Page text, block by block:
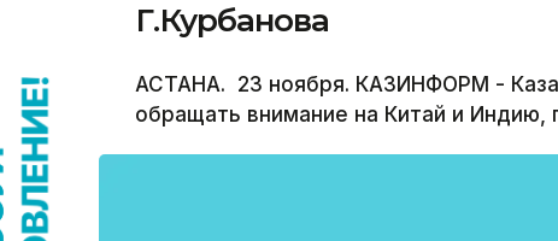
Г.Курбанова
АСТАНА. 23 ноября. КАЗИНФОРМ -
обращать внимание на Китай и Индию,